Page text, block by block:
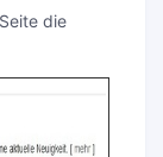
die